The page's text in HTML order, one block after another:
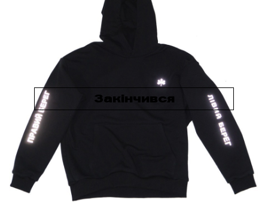
Закінчився